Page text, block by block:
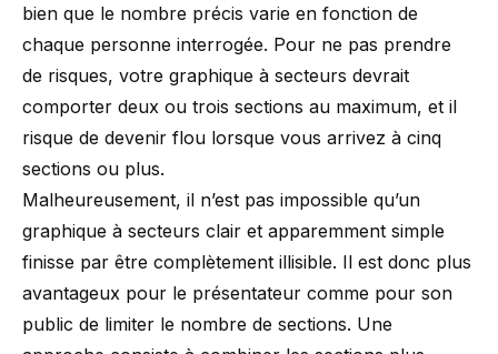
bien que le nombre précis varie en fonction de
chaque personne interrogée. Pour ne pas prendre
de risques, votre graphique à secteurs devrait
comporter deux ou trois sections au maximum, et il
risque de devenir flou lorsque vous arrivez à cinq
sections ou plus.
Malheureusement, il n’est pas impossible qu’un
graphique à secteurs clair et apparemment simple
finisse par être complètement illisible. Il est donc plus
avantageux pour le présentateur comme pour son
public de limiter le nombre de sections. Une